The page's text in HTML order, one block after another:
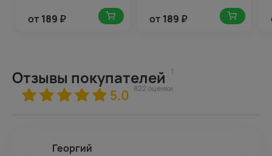
от 189 ₽ от 189 ₽
Отзывы покупателей 1
5.0 822 оценки
Георгий